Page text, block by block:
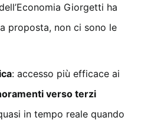
Giorgetti ha
proposta, non ci sono le
: accesso più efficace ai
verso terzi
in tempo reale quando